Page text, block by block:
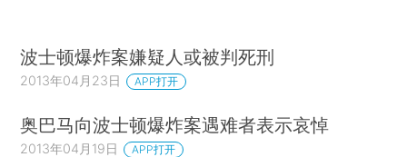
波士顿爆炸案嫌疑人或被判死刑
2013年04月23日 APP打开
奥巴马向波士顿爆炸案遇难者表示哀悼
2013年04月19日 APP打开